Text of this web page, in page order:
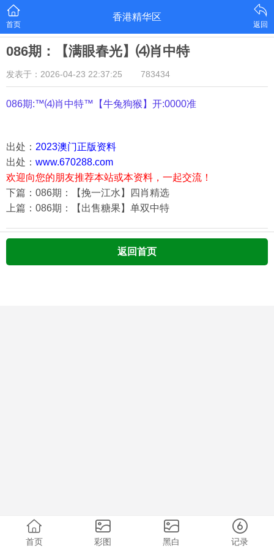
首页
香港精华区
返回
086期：【满眼春光】⑷肖中特
发表于：2026-04-23 22:37:25 783434
086期:™⑷肖中特™【牛兔狗猴 】开:0000准
出处： 2023澳门正版资料
出处： www.670288.com
欢迎向您的朋友推荐本站或本资料，一起交流！
下篇：086期：【挽一江水】四肖精选
上篇：086期：【出售糖果】单双中特
返回首页
首页 彩图 黑白 记录